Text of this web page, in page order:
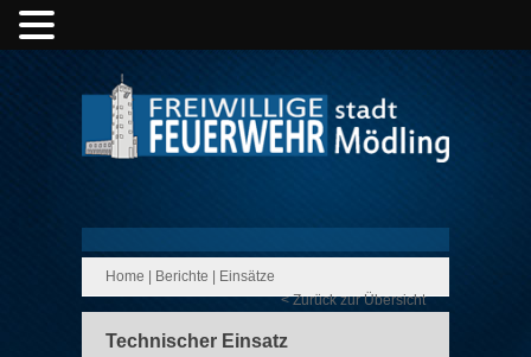
Home Berichte
Einsätze
< Zurück zur Übersicht
Technischer Einsatz